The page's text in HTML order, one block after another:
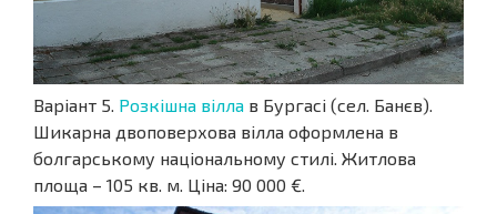
Варіант 5. Розкішна вілла в Бургасі (сел. Банєв).
Шикарна двоповерхова вілла оформлена в
болгарському національному стилі. Житлова
площа – 105 кв. м. Ціна: 90 000 €.